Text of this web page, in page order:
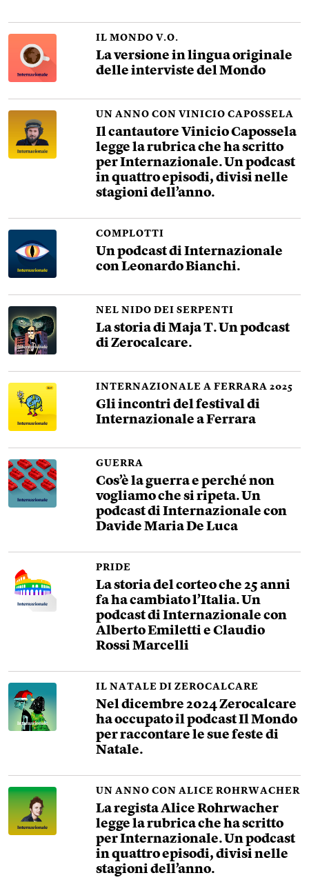
IL MONDO V.O.
La versione in lingua originale
delle interviste del Mondo
UN ANNO CON VINICIO CAPOSSELA
Il cantautore Vinicio Capossela
legge la rubrica che ha scritto
per Internazionale. Un podcast
in quattro episodi, divisi nelle
stagioni dell’anno.
COMPLOTTI
Un podcast di Internazionale
con Leonardo Bianchi.
NEL NIDO DEI SERPENTI
La storia di Maja T. Un podcast
di Zerocalcare.
INTERNAZIONALE A FERRARA 2025
Gli incontri del festival di
Internazionale a Ferrara
GUERRA
Cos’è la guerra e perché non
vogliamo che si ripeta. Un
podcast di Internazionale con
Davide Maria De Luca
PRIDE
La storia del corteo che 25 anni
fa ha cambiato l’Italia. Un
podcast di Internazionale con
Alberto Emiletti e Claudio
Rossi Marcelli
IL NATALE DI ZEROCALCARE
Nel dicembre 2024 Zerocalcare
ha occupato il podcast Il Mondo
per raccontare le sue feste di
Natale.
UN ANNO CON ALICE ROHRWACHER
La regista Alice Rohrwacher
legge la rubrica che ha scritto
per Internazionale. Un podcast
in quattro episodi, divisi nelle
stagioni dell’anno.